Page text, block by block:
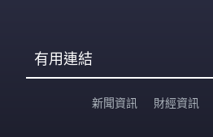
有用連結
新聞資訊 財經資訊